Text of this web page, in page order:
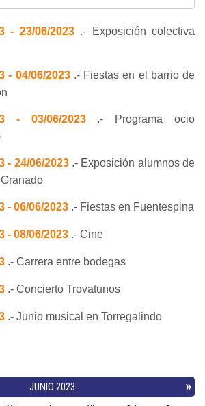
- 23/06/2023.- Exposición colectiva
- 04/06/2023.- Fiestas en el barrio de
- 03/06/2023.- Programa ocio
- 24/06/2023.- Exposición alumnos de
- 06/06/2023 .- Fiestas en Fuentespina
- 08/06/2023 .- Cine
.- Carrera entre bodegas
.- Concierto Trovatunos
.- Junio musical en Torregalindo